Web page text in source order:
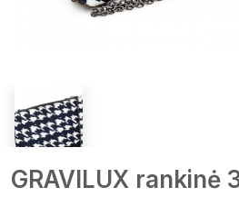
GRAVILUX rankinė